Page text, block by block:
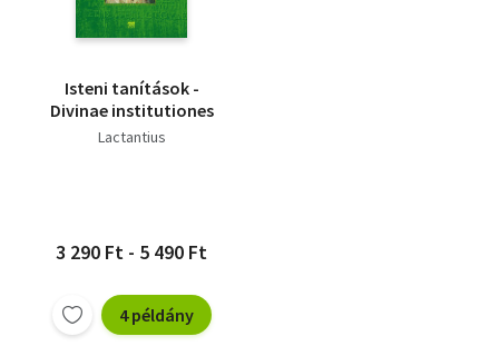
Isteni tanítások -
Divinae institutiones
Lactantius
3 290 Ft - 5 490 Ft
4 példány